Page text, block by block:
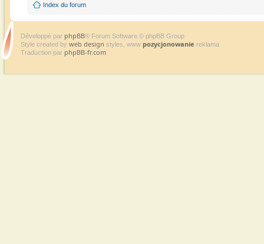
Index du forum
Développé par phpBB® Forum Software © phpBB Group
Style created by web design styles, www pozycjonowanie reklama
Traduction par phpBB-fr.com